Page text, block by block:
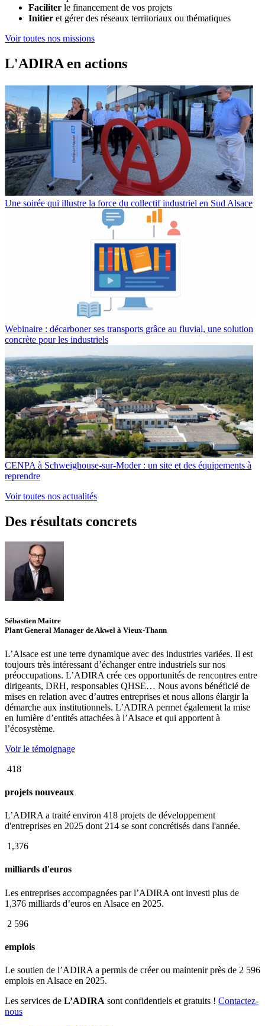
Faciliter le financement de vos projets
Initier et gérer des réseaux territoriaux ou thématiques
Voir toutes nos missions
L'ADIRA en actions
Une soirée qui illustre la force du collectif industriel en Sud Alsace
Webinaire : décarboner ses transports grâce au fluvial, une solution
concrète pour les industriels
CENPA à Schweighouse-sur-Moder : un site et des équipements à
reprendre
Voir toutes nos actualités
Des résultats concrets
Sébastien Maitre
Plant General Manager de Akwel à Vieux-Thann
L’Alsace est une terre dynamique avec des industries variées. Il est
toujours très intéressant d’échanger entre industriels sur nos
préoccupations. L’ADIRA crée ces opportunités de rencontres entre
dirigeants, DRH, responsables QHSE… Nous avons bénéficié de
mises en relation avec d’autres entreprises et nous allons élargir la
démarche aux institutionnels. L’ADIRA permet également la mise
en lumière d’entités attachées à l’Alsace et qui apportent à
l’écosystème.
Voir le témoignage
418
projets nouveaux
L’ADIRA a traité environ 418 projets de développement
d'entreprises en 2025 dont 214 se sont concrétisés dans l'année.
1,376
milliards d'euros
Les entreprises accompagnées par l’ADIRA ont investi plus de
1,376 milliards d’euros en Alsace en 2025.
2 596
emplois
Le soutien de l’ADIRA a permis de créer ou maintenir près de 2 596
emplois en Alsace en 2025.
Les services de L’ADIRA sont confidentiels et gratuits ! Contactez-
nous